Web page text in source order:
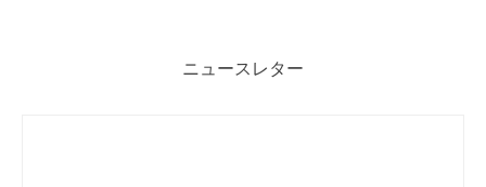
ニュースレター